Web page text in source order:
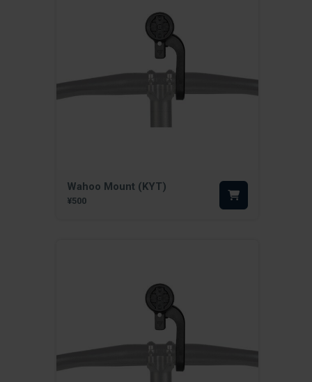
Wahoo Mount (KYT)
¥500